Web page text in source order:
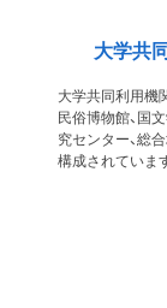
大学共
大学共同利用機
民俗博物館、国
究センター、総
構成されていま